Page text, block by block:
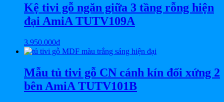
Kệ tivi gỗ ngăn giữa 3 tầng rỗng hiện
đại AmiA TUTV109A
3.950.000₫
Mẫu tủ tivi gỗ CN cánh kín đối xứng 2
bên AmiA TUTV101B